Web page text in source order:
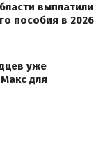
выплатили
пособия в 2026
уже
для